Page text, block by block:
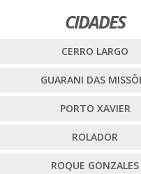
CIDADES
CERRO LARGO
GUARANI DAS
PORTO XAVIER
ROLADOR
ROQUE GONZALES